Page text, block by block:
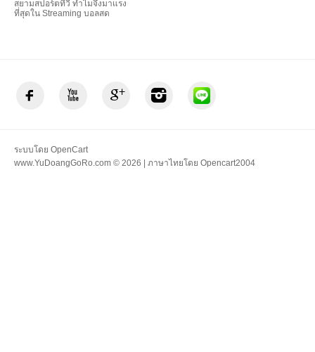
สยามสปอร์ตทีวี ทำไมจึงมาแรง
ที่สุดใน Streaming บอลสด
ระบบโดย OpenCart
www.YuDoangGoRo.com © 2026 | ภาษาไทยโดย Opencart2004